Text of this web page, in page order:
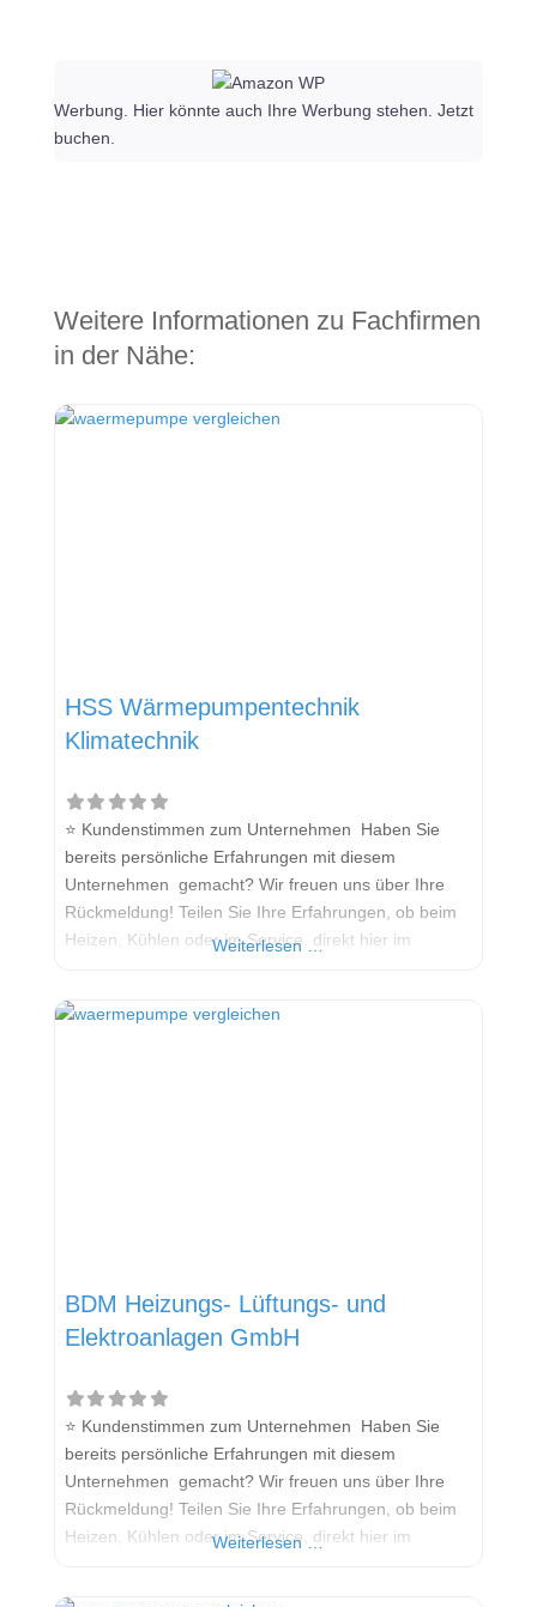
Werbung. Hier könnte auch Ihre Werbung stehen. Jetzt
buchen.
Weitere Informationen zu Fachfirmen
in der Nähe:
HSS Wärmepumpentechnik
Klimatechnik
⭐ Kundenstimmen zum Unternehmen Haben Sie
bereits persönliche Erfahrungen mit diesem
Unternehmen gemacht? Wir freuen uns über Ihre
Rückmeldung! Teilen Sie Ihre Erfahrungen, ob beim
Heizen, Kühlen oder im Service, direkt hier im
Sollten Sie eine kritische Meinung äußern, so geben
Weiterlesen …
BDM Heizungs- Lüftungs- und
Elektroanlagen GmbH
⭐ Kundenstimmen zum Unternehmen Haben Sie
bereits persönliche Erfahrungen mit diesem
Unternehmen gemacht? Wir freuen uns über Ihre
Rückmeldung! Teilen Sie Ihre Erfahrungen, ob beim
Heizen, Kühlen oder im Service, direkt hier im
Weiterlesen …